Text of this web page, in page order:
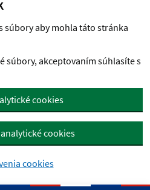
obsah
súbory aby mohla táto stránka
súbory, akceptovaním súhlasíte s
cookies
cookies
cookies